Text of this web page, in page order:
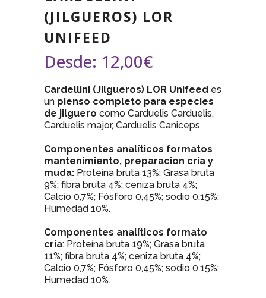
(JILGUEROS) LOR
UNIFEED
Desde: 12,00€
Cardellini (Jilgueros) LOR Unifeed es
un pienso completo para especies
de jilguero como Carduelis Carduelis,
Carduelis major, Carduelis Caniceps
Componentes analíticos formatos
mantenimiento, preparacion cría y
muda: Proteína bruta 13%; Grasa bruta
9%; fibra bruta 4%; ceniza bruta 4%;
Calcio 0,7%; Fósforo 0,45%; sodio 0,15%;
Humedad 10%.
Componentes analíticos formato
cría: Proteína bruta 19%; Grasa bruta
11%; fibra bruta 4%; ceniza bruta 4%;
Calcio 0,7%; Fósforo 0,45%; sodio 0,15%;
Humedad 10%.